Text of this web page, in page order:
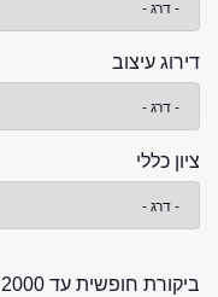
דירוג עיצוב
ציון כללי
ביקורת חופשית עד 2000 תווים